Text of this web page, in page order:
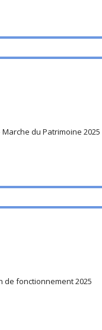
du Patrimoine 2025
de fonctionnement 2025